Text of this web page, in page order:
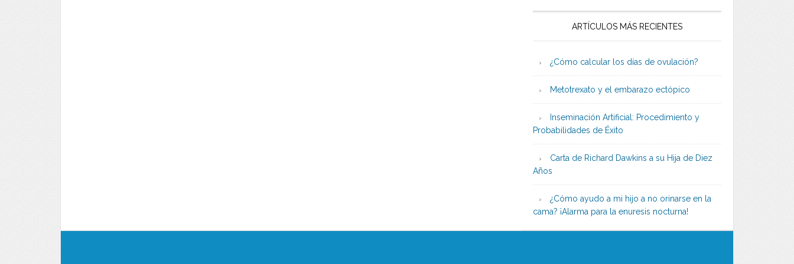
ARTÍCULOS MÁS RECIENTES
¿Cómo calcular los días de ovulación?
Metotrexato y el embarazo ectópico
Inseminación Artificial: Procedimiento y
Probabilidades de Éxito
Carta de Richard Dawkins a su Hija de Diez
Años
¿Cómo ayudo a mi hijo a no orinarse en la
cama? ¡Alarma para la enuresis nocturna!